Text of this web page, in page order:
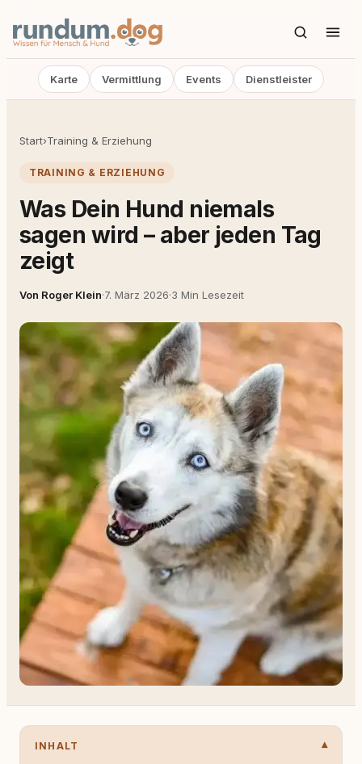
Karte Vermittlung Events Dienstleister
Start›Training & Erziehung
TRAINING & ERZIEHUNG
Was Dein Hund niemals
sagen wird – aber jeden Tag
zeigt
Von Roger Klein·7. März 2026·3 Min Lesezeit
INHALT